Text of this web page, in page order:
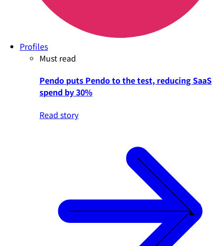
Profiles
Must read
Pendo puts Pendo to the test, reducing SaaS
spend by 30%
Read story